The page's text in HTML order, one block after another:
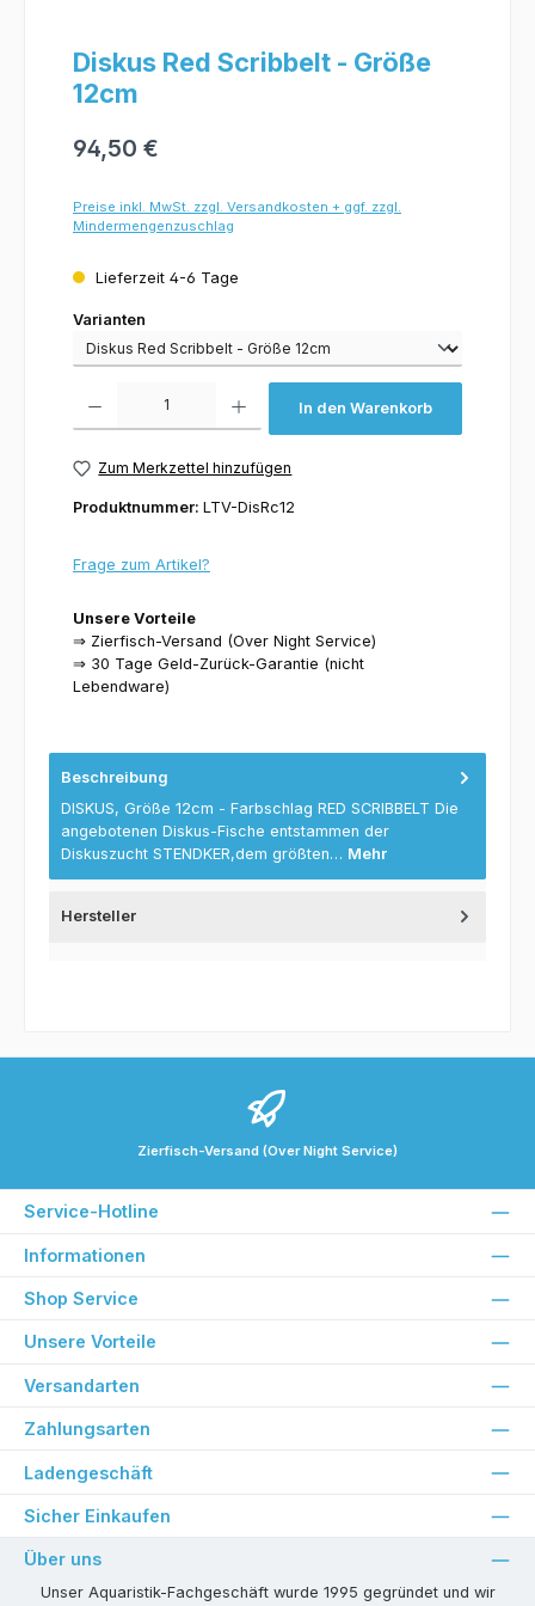
Diskus Red Scribbelt - Größe
12cm
94,50 €
Preise inkl. MwSt. zzgl. Versandkosten + ggf. zzgl.
Mindermengenzuschlag
Lieferzeit 4-6 Tage
Varianten
Varianten
In den Warenkorb
Zum Merkzettel hinzufügen
Produktnummer: LTV-DisRc12
Frage zum Artikel?
Unsere Vorteile
⇒ Zierfisch-Versand (Over Night Service)
⇒ 30 Tage Geld-Zurück-Garantie (nicht
Lebendware)
Beschreibung
DISKUS, Größe 12cm - Farbschlag RED SCRIBBELT Die
angebotenen Diskus-Fische entstammen der
Diskuszucht STENDKER,dem größten… Mehr
Hersteller
Zierfisch-Versand (Over Night Service)
Service-Hotline
Informationen
Shop Service
Unsere Vorteile
Versandarten
Zahlungsarten
Ladengeschäft
Sicher Einkaufen
Über uns
Unser Aquaristik-Fachgeschäft wurde 1995 gegründet und wir